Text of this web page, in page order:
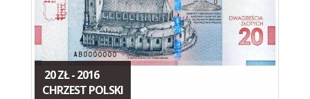
20 ZŁ - 2016
CHRZEST POLSKI